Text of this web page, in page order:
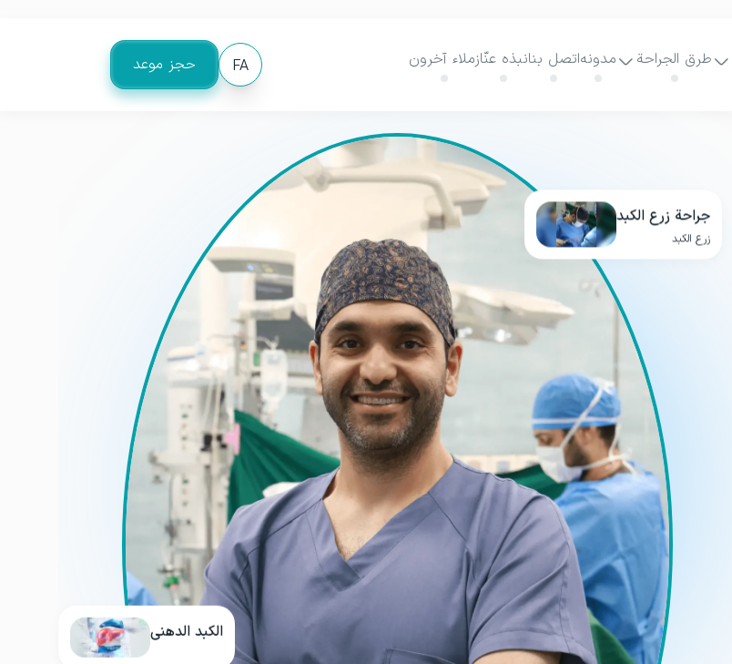
طرق الجراحة مدونهاتصل بنانبذه عنّازملاء آخرون FA حجز موعد
جراحة زرع الكبد
زرع الكبد
الكبد الدهني